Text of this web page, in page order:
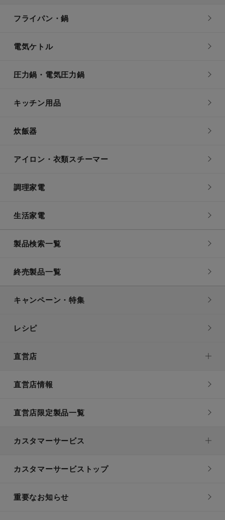
フライパン・鍋
電気ケトル
圧力鍋・電気圧力鍋
キッチン用品
炊飯器
アイロン・衣類スチーマー
調理家電
生活家電
製品検索一覧
終売製品一覧
キャンペーン・特集
レシピ
直営店
直営店情報
直営店限定製品一覧
カスタマーサービス
カスタマーサービストップ
重要なお知らせ